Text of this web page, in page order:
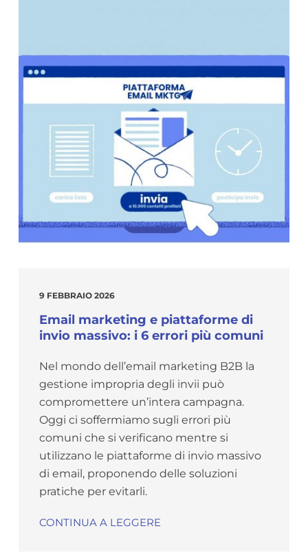
9 FEBBRAIO 2026
Email marketing e piattaforme di
invio massivo: i 6 errori più comuni
Nel mondo dell’email marketing B2B la
gestione impropria degli invii può
compromettere un’intera campagna.
Oggi ci soffermiamo sugli errori più
comuni che si verificano mentre si
utilizzano le piattaforme di invio massivo
di email, proponendo delle soluzioni
pratiche per evitarli.
CONTINUA A LEGGERE